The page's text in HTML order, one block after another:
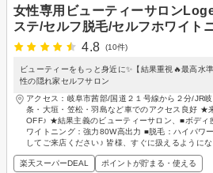
女性専用ビューティーサロン
ステ/セルフ脱毛/セルフホワイト
4.8
(10件)
ビューティーをもっと身近に✨【結果重視🔥最高水
性の隠れ家セルフサロン
アクセス：岐阜市茜部/国道２１号線から２分/JR
条・大垣・笠松・羽島など車でのアクセス良好 ★
OFF♪ ★結果主義のビューティーサロン、■ボディ
ワイトニング：強力80W高出力 ■脱毛：ハイパワ
してご来店ください♪ 皆様、すぐに扱えるように
楽天スーパーDEAL ポイントが貯まる・使える